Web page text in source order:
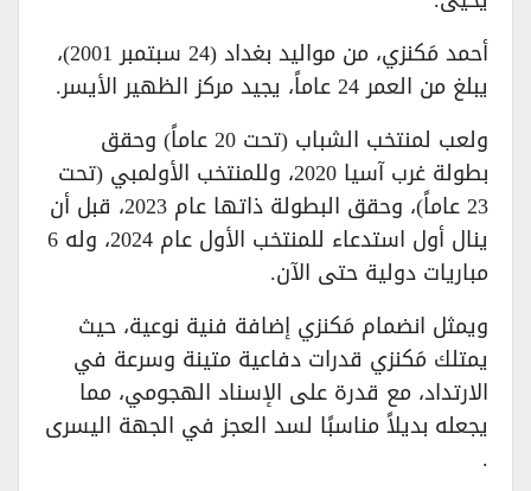
أحمد مَكنزي، من مواليد بغداد (24 سبتمبر 2001)،
يبلغ من العمر 24 عاماً، يجيد مركز الظهير الأيسر.
ولعب لمنتخب الشباب (تحت 20 عاماً) وحقق
بطولة غرب آسيا 2020، وللمنتخب الأولمبي (تحت
23 عاماً)، وحقق البطولة ذاتها عام 2023، قبل أن
ينال أول استدعاء للمنتخب الأول عام 2024، وله 6
مباريات دولية حتى الآن.
ويمثل انضمام مَكنزي إضافة فنية نوعية، حيث
يمتلك مَكنزي قدرات دفاعية متينة وسرعة في
الارتداد، مع قدرة على الإسناد الهجومي، مما
يجعله بديلاً مناسبًا لسد العجز في الجهة اليسرى